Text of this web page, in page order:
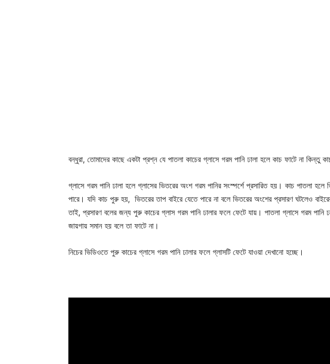
বন্ধুরা, তোমাদের কাছে একটা প্রশ্ন যে পাতলা কাচের গ্লাসে গরম পানি ঢালা হলে কাচ ফাটে না কিন্তু
গ্লাসে গরম পানি ঢালা হলে গ্লাসের ভিতরের অংশ গরম পানির সংস্পর্শে প্রসারিত হয়। কাচ পাতলা হলে
পারে। যদি কাচ পুরু হয়, ভিতরের তাপ বাইরে যেতে পারে না বলে ভিতরের অংশের প্রসারণ ঘটলেও
তাই, প্রসারণ বলের জন্য পুরু কাচের গ্লাস গরম পানি ঢালার ফলে ফেটে যায়। পাতলা গ্লাসে গরম পানি
জায়গায় সমান হয় বলে তা ফাটে না।
নিচের ভিডিওতে পুরু কাচের গ্লাসে গরম পানি ঢালার ফলে গ্লাসটি ফেটে যাওয়া দেখানো হচ্ছে।